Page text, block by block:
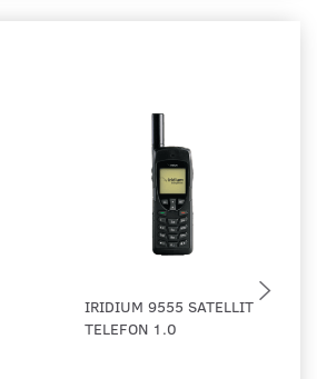
IRIDIUM 9555 SATELLIT
TELEFON 1.0